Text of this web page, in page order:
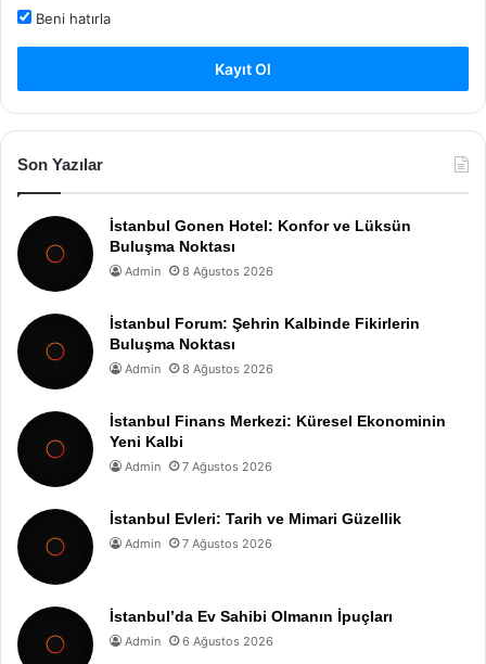
Beni hatırla
Kayıt Ol
Son Yazılar
İstanbul Gonen Hotel: Konfor ve Lüksün
Buluşma Noktası
Admin 8 Ağustos 2026
İstanbul Forum: Şehrin Kalbinde Fikirlerin
Buluşma Noktası
Admin 8 Ağustos 2026
İstanbul Finans Merkezi: Küresel Ekonominin
Yeni Kalbi
Admin 7 Ağustos 2026
İstanbul Evleri: Tarih ve Mimari Güzellik
Admin 7 Ağustos 2026
İstanbul’da Ev Sahibi Olmanın İpuçları
Admin 6 Ağustos 2026